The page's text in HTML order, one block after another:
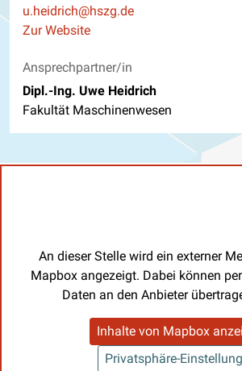
E-Mail
u.heidrich@hszg.de
Website
Zur Website
Ansprechpartner/in
Dipl.-Ing. Uwe Heidrich
Fakultät Maschinenwesen
An dieser Stelle wird ein externer
Mapbox angezeigt. Dabei können
Daten an den Anbieter
Inhalte von Mapbox
Privatsphäre-